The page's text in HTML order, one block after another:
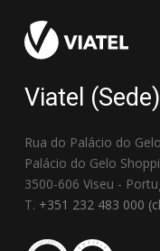
Viatel (Sede)
Rua do Palácio do
Palácio do Gelo
3500-606 Viseu -
T. +351 232 483 000